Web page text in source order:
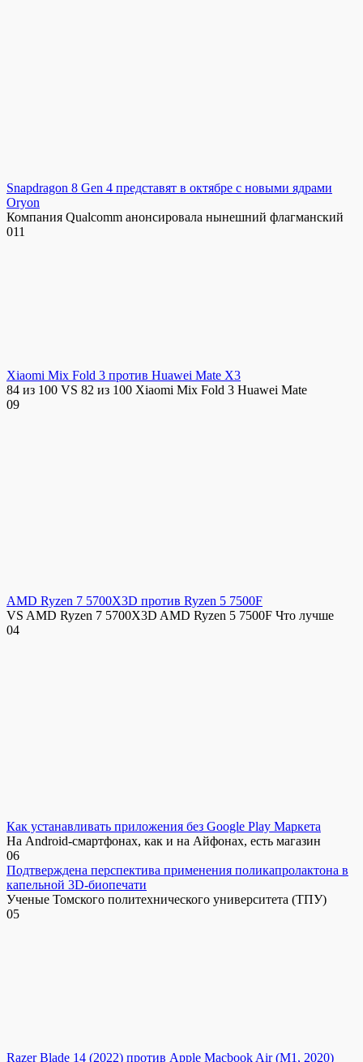
Snapdragon 8 Gen 4 представят в октябре с новыми ядрами
Oryon
Компания Qualcomm анонсировала нынешний флагманский
011
Xiaomi Mix Fold 3 против Huawei Mate X3
84 из 100 VS 82 из 100 Xiaomi Mix Fold 3 Huawei Mate
09
AMD Ryzen 7 5700X3D против Ryzen 5 7500F
VS AMD Ryzen 7 5700X3D AMD Ryzen 5 7500F Что лучше
04
Как устанавливать приложения без Google Play Маркета
На Android-смартфонах, как и на Айфонах, есть магазин
06
Подтверждена перспектива применения поликапролактона в
капельной 3D-биопечати
Ученые Томского политехнического университета (ТПУ)
05
Razer Blade 14 (2022) против Apple Macbook Air (M1, 2020)